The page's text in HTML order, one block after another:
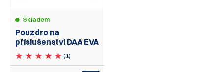
Skladem
Pouzdro na
příslušenství DAA EVA
(1)